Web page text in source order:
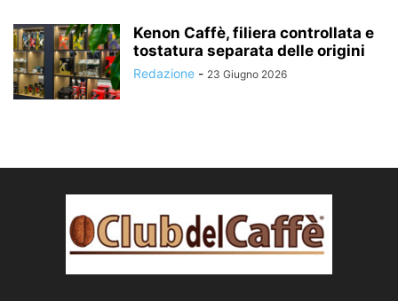
Kenon Caffè, filiera controllata e
tostatura separata delle origini
Redazione - 23 Giugno 2026